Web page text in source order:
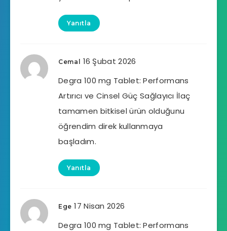
Yanıtla
Cemal 16 Şubat 2026
Degra 100 mg Tablet: Performans
Artırıcı ve Cinsel Güç Sağlayıcı İlaç
tamamen bitkisel ürün olduğunu
öğrendim direk kullanmaya
başladım.
Yanıtla
Ege 17 Nisan 2026
Degra 100 mg Tablet: Performans